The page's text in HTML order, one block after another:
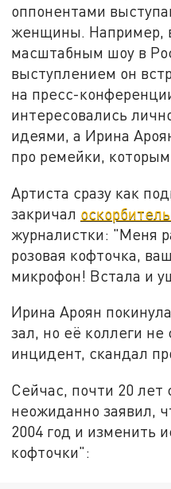
оппонентами
женщины. Например,
масштабным шоу в
выступлением он
на пресс-
интересовались
идеями, а Ирина
про ремейки,
Артиста сразу как
закричал
журналистки: "Меня
розовая кофточка,
микрофон! Встала и
Ирина Ароян
зал, но её коллеги не
инцидент, скандал
Сейчас, почти 20 лет
неожиданно заявил,
2004 год и изменить
кофточки":